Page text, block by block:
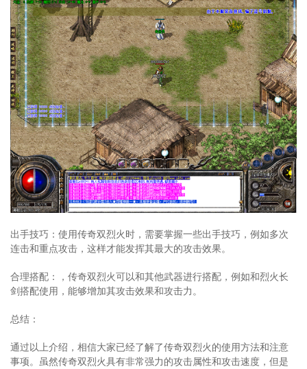
出手技巧：使用传奇双烈火时，需要掌握一些出手技巧，例如多次
连击和重点攻击，这样才能发挥其最大的攻击效果。
合理搭配：，传奇双烈火可以和其他武器进行搭配，例如和烈火长
剑搭配使用，能够增加其攻击效果和攻击力。
总结：
通过以上介绍，相信大家已经了解了传奇双烈火的使用方法和注意
事项。虽然传奇双烈火具有非常强力的攻击属性和攻击速度，但是